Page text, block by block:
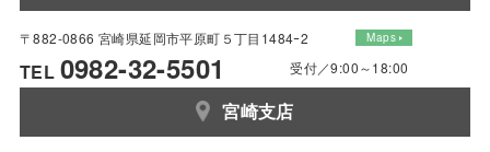
〒882-0866 宮崎県延岡市平原町５丁目1484ｰ2 Maps
TEL 0982-32-5501 受付／9:00～18:00
宮崎支店